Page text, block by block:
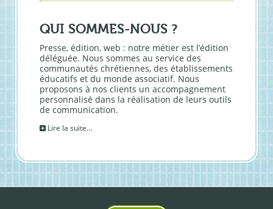
QUI SOMMES-NOUS ?
Presse, édition, web : notre métier est l’édition
déléguée. Nous sommes au service des
communautés chrétiennes, des établissements
éducatifs et du monde associatif. Nous
proposons à nos clients un accompagnement
personnalisé dans la réalisation de leurs outils
de communication.
Lire la suite…